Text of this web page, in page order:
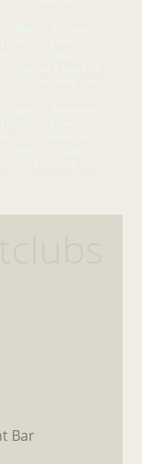
Bar